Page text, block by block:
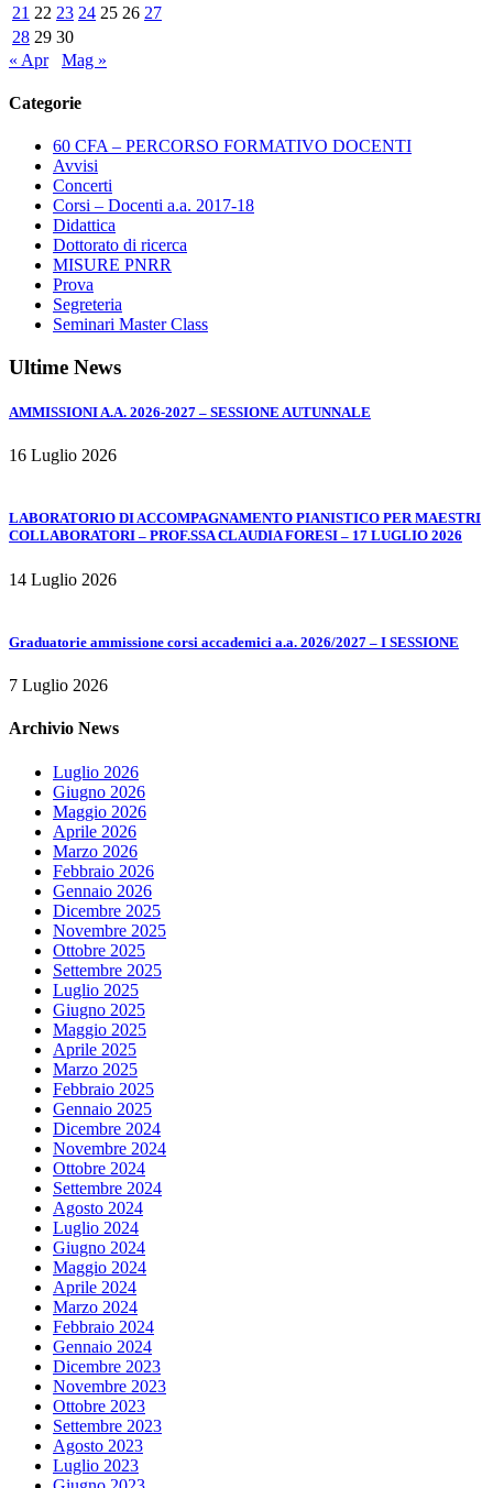
SCADENZA
DOMANDE
2019
21 22 23 24 25 26 27
28 29 30
« Apr
Mag »
Categorie
60 CFA – PERCORSO FORMATIVO DOCENTI
Avvisi
Concerti
Corsi – Docenti a.a. 2017-18
Didattica
Dottorato di ricerca
MISURE PNRR
Prova
Segreteria
Seminari Master Class
Ultime News
AMMISSIONI A.A. 2026-2027 – SESSIONE AUTUNNALE
16 Luglio 2026
LABORATORIO DI ACCOMPAGNAMENTO PIANISTICO PER MAESTRI
COLLABORATORI – PROF.SSA CLAUDIA FORESI – 17 LUGLIO 2026
14 Luglio 2026
Graduatorie ammissione corsi accademici a.a. 2026/2027 – I SESSIONE
7 Luglio 2026
Archivio News
Luglio 2026
Giugno 2026
Maggio 2026
Aprile 2026
Marzo 2026
Febbraio 2026
Gennaio 2026
Dicembre 2025
Novembre 2025
Ottobre 2025
Settembre 2025
Luglio 2025
Giugno 2025
Maggio 2025
Aprile 2025
Marzo 2025
Febbraio 2025
Gennaio 2025
Dicembre 2024
Novembre 2024
Ottobre 2024
Settembre 2024
Agosto 2024
Luglio 2024
Giugno 2024
Maggio 2024
Aprile 2024
Marzo 2024
Febbraio 2024
Gennaio 2024
Dicembre 2023
Novembre 2023
Ottobre 2023
Settembre 2023
Agosto 2023
Luglio 2023